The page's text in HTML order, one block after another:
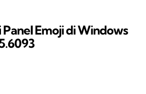
Emoji di Windows